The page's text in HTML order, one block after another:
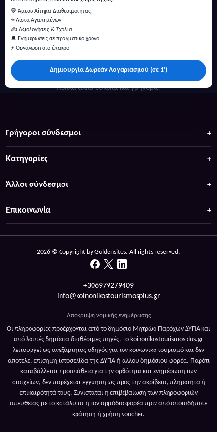
💬 Άμεσο Αίτημα Διαθεσιμότητας
⭐ Λίστα Αγαπημένων
✍️ Αξιολογήσεις & Σχόλια
🔔 Ενημερώσεις σε πραγματικό χρόνο
⚡ Οργάνωση στο έπακρο
Δημιουργία Δωρεάν Λογαριασμού (σε 1')
πολλά άλλα ευκολα και γρήγορα!
Γρήγοροι σύνδεσμοι
Κατηγορίες
Άλλοι σύνδεσμοι
Επικοινωνία
2026 © Copyright by Goldensites. All rights reserved.
+306979279409
info@koinonikostourismosplus.gr
Απόκρυψη νομικής ενημέρωσης
Οι πληροφορίες προέρχονται από το δημόσιο Μητρώο Παρόχων ΔΥΠΑ και
από λοιπές δημόσια διαθέσιμες πηγές. Το koinonikostourismosplus.gr
λειτουργεί ως ανεξάρτητος οδηγός για τον κοινωνικό τουρισμό και δεν
αποτελεί επίσημη ιστοσελίδα της ΔΥΠΑ ή άλλου δημόσιου φορέα. Παρότι
καταβάλλεται προσπάθεια για την ορθότητα και ενημέρωση των
στοιχείων, δεν παρέχεται εγγύηση ως προς την ακρίβεια, πληρότητα ή
επικαιρότητά τους. Συνιστάται η επιβεβαίωση των πληροφοριών
απευθείας με το κατάλυμα ή τον αρμόδιο φορέα πριν από οποιαδήποτε
κράτηση ή χρήση voucher.